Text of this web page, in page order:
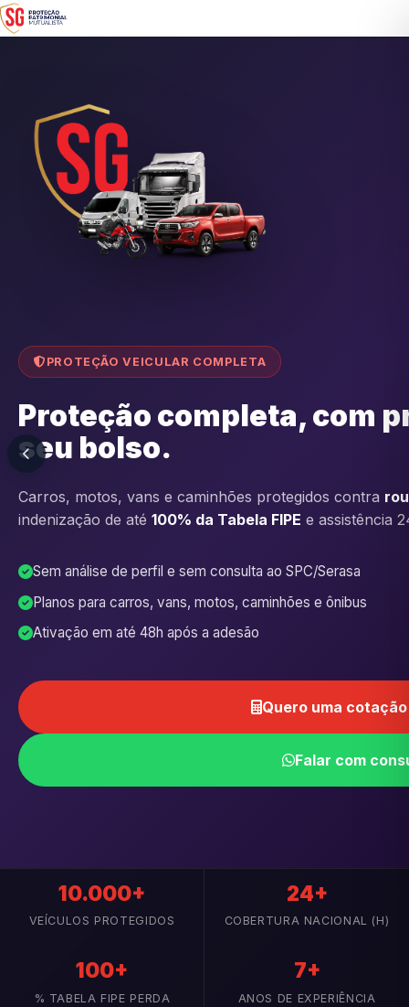
PROTEÇÃO VEICULAR COMPLETA
Proteção completa, com
seu bolso.
Carros, motos, vans e caminhões protegidos contra
indenização de até 100% da Tabela FIPE e assistência
Sem análise de perfil e sem consulta ao SPC/Serasa
Planos para carros, vans, motos, caminhões e ônibus
Ativação em até 48h após a adesão
Quero uma
Falar com
10.000+
VEÍCULOS PROTEGIDOS
24+
COBERTURA NACIONAL (H)
100+
% TABELA FIPE PERDA
7+
ANOS DE EXPERIÊNCIA